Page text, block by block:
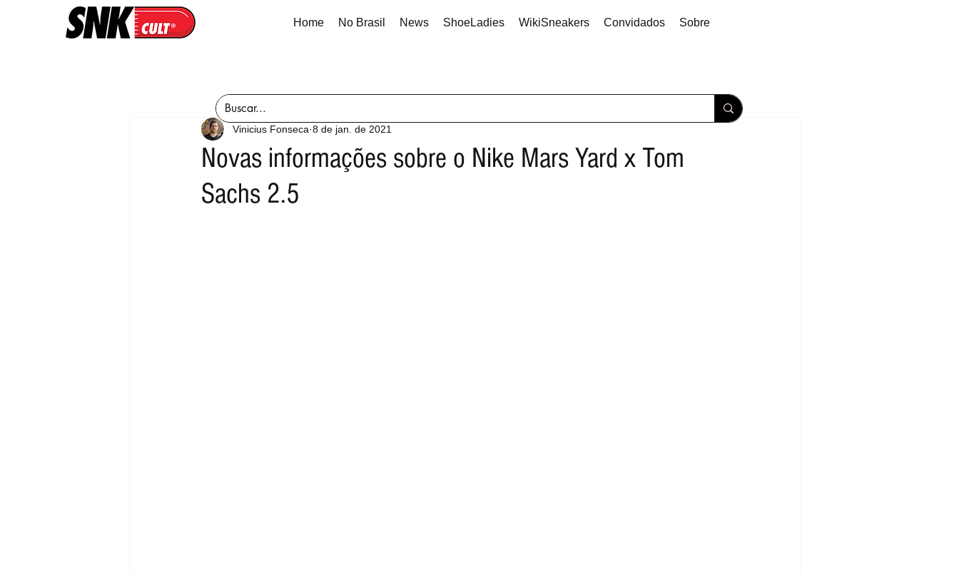
Home No Brasil News ShoeLadies WikiSneakers Convidados Sobre
Novas informações sobre o Nike Mars Yard x Tom
Sachs 2.5
Vinicius Fonseca 8 de jan. de 2021